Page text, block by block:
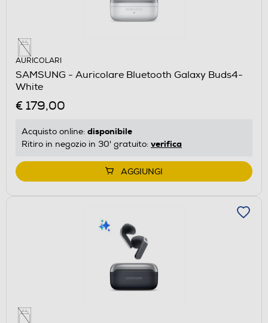
AURICOLARI
SAMSUNG - Auricolare Bluetooth Galaxy Buds4-
White
€ 179,00
Acquisto online: disponibile
Ritiro in negozio in 30' gratuito: verifica
AGGIUNGI